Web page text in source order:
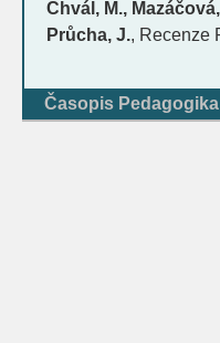
Chvál, M.,
Průcha, J., Recenze
Časopis Pedagogika